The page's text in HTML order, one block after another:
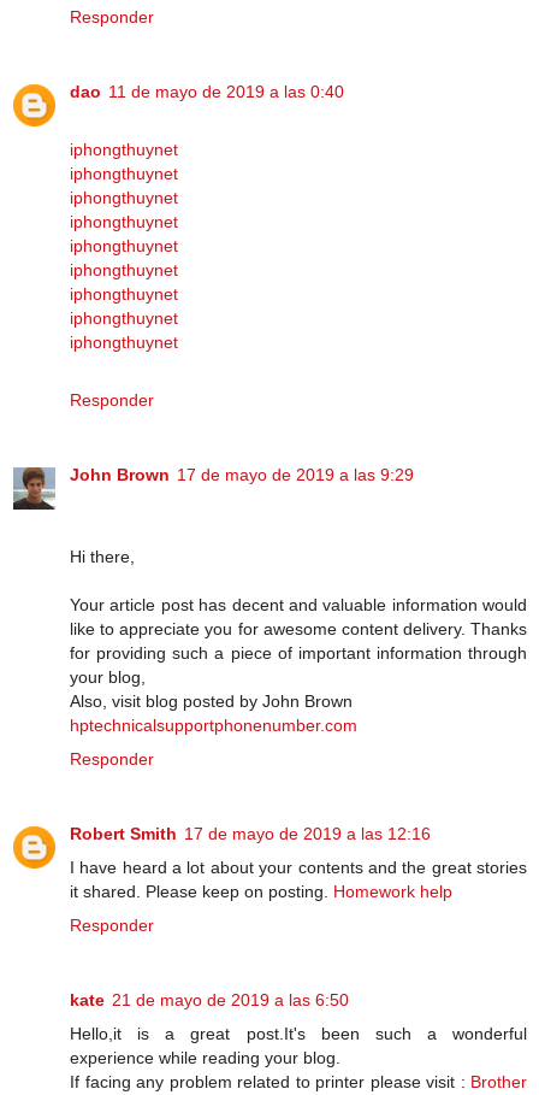
Responder
dao 11 de mayo de 2019 a las 0:40
iphongthuynet
iphongthuynet
iphongthuynet
iphongthuynet
iphongthuynet
iphongthuynet
iphongthuynet
iphongthuynet
iphongthuynet
Responder
John Brown 17 de mayo de 2019 a las 9:29
Hi there,
Your article post has decent and valuable information would
like to appreciate you for awesome content delivery. Thanks
for providing such a piece of important information through
your blog,
Also, visit blog posted by John Brown
hptechnicalsupportphonenumber.com
Responder
Robert Smith 17 de mayo de 2019 a las 12:16
I have heard a lot about your contents and the great stories
it shared. Please keep on posting. Homework help
Responder
kate 21 de mayo de 2019 a las 6:50
Hello,it is a great post.It's been such a wonderful
experience while reading your blog.
If facing any problem related to printer please visit : Brother